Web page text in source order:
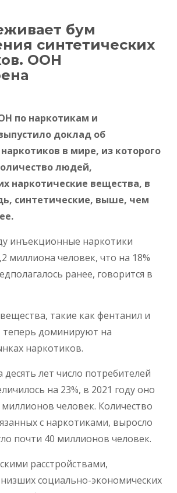
бум
синтетических
ООН
по наркотикам и
доклад об
в мире, из которого
людей,
наркотические вещества, в
синтетические, выше, чем
инъекционные наркотики
миллиона человек, что на 18%
ранее, говорится в
такие как фентанил и
доминируют на
наркотиков.
лет число потребителей
на 23%, в 2021 году оно
человек. Количество
с наркотиками, выросло
почти 40 миллионов человек.
расстройствами,
социально-экономических